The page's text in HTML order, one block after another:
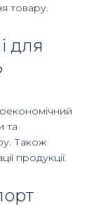
товару.
для
та
Також
продукції.